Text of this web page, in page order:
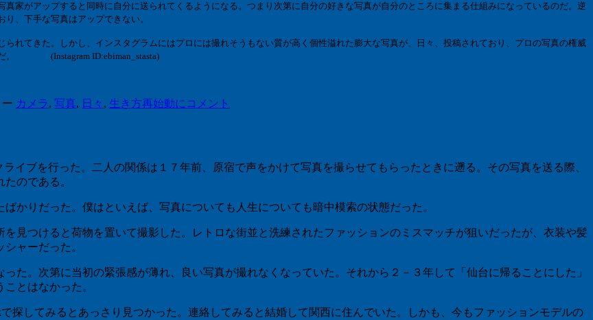
真家がアップすると同時に自分に送られてくるようになる。つまり次第に自分の好きな写真が自分のところに集まる仕組みになっているのだ。逆
、下手な写真はアップできない。
れてきた。しかし、インスタグラムにはプロには撮れそうもない質が高く個性溢れた膨大な写真が、日々、投稿されており 、プロの写真の権威
るのだ。 (Instagram ID:ebiman_stasta)
カメラ , 写真, 日々 , 生き方再始動にコメント
ブを行った。二人の関係は１７年前、原宿で声をかけて写真を撮らせてもらったときに遡る。その写真を送る際、
のである。
かりだった。僕はといえば、写真についても人生についても暗中模索の状態だった。
見つけると荷物を置いて撮影した。レトロな街並と洗練されたファッションのミスマッチが狙いだったが、衣装や髪
ャーだった。
た。次第に当初の緊張感が薄れ、良い写真が撮れなくなっていた。それから２－３年して「仙台に帰ることにした」
とはなかった。
探してみるとあっさり見つかった。連絡してみると結婚して関西に住んでいた。しかも、今もファッションモデルの